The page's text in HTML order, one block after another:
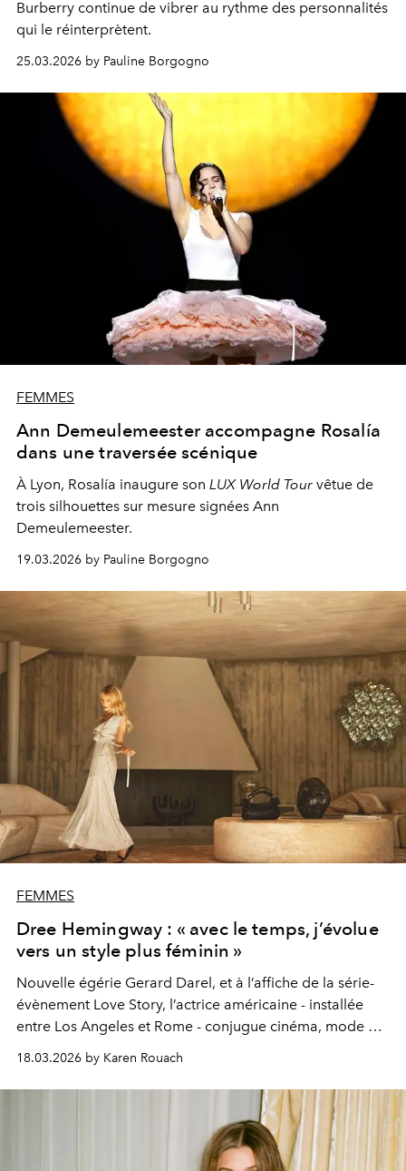
Burberry continue de vibrer au rythme des personnalités
qui le réinterprètent.
25.03.2026 by Pauline Borgogno
FEMMES
Ann Demeulemeester accompagne Rosalía
dans une traversée scénique
À Lyon, Rosalía inaugure son LUX World Tour vêtue de
trois silhouettes sur mesure signées Ann
Demeulemeester.
19.03.2026 by Pauline Borgogno
FEMMES
Dree Hemingway : « avec le temps, j’évolue
vers un style plus féminin »
Nouvelle égérie Gerard Darel, et à l’affiche de la série-
évènement Love Story, l’actrice américaine - installée
entre Los Angeles et Rome - conjugue cinéma, mode et
collaboration avec la marque.
18.03.2026 by Karen Rouach